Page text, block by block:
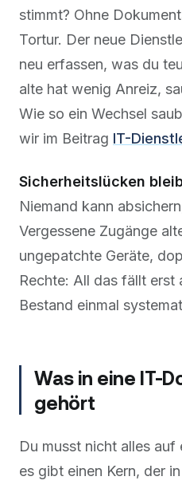
stimmt? Ohne
Tortur. Der neue
neu erfassen, was du
alte hat wenig Anreiz,
Wie so ein Wechsel
wir im Beitrag IT-
Sicherheitslücken
Niemand kann
Vergessene Zugänge
ungepatchte Geräte,
Rechte: All das fällt erst
Bestand einmal
Was in eine IT-
gehört
Du musst nicht alles auf
es gibt einen Kern, der